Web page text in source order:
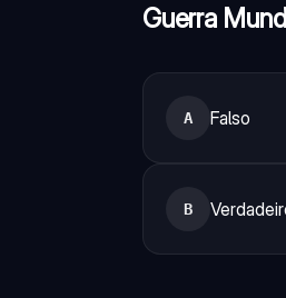
Guerra
A Falso
B